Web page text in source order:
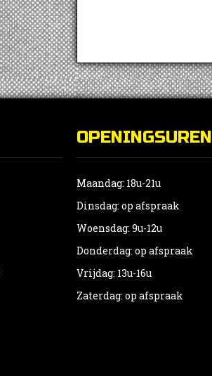
OPENINGSUREN
Maandag: 18u-21u
Dinsdag: op afspraak
Woensdag: 9u-12u
Donderdag: op afspraak
Vrijdag: 13u-16u
Zaterdag: op afspraak